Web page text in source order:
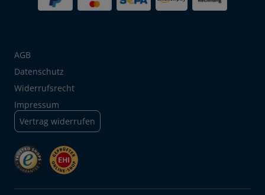
AGB
Datenschutz
Widerrufsrecht
Impressum
Vertrag widerrufen